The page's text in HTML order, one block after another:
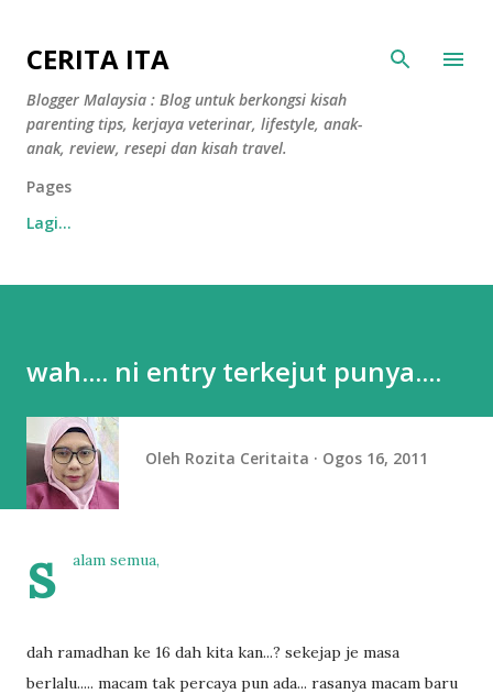
CERITA ITA
Blogger Malaysia : Blog untuk berkongsi kisah
parenting tips, kerjaya veterinar, lifestyle, anak-
anak, review, resepi dan kisah travel.
Pages
Lagi…
wah.... ni entry terkejut punya....
Oleh Rozita Ceritaita Ogos 16, 2011
s alam semua,
dah ramadhan ke 16 dah kita kan...? sekejap je masa
berlalu..... macam tak percaya pun ada... rasanya macam baru